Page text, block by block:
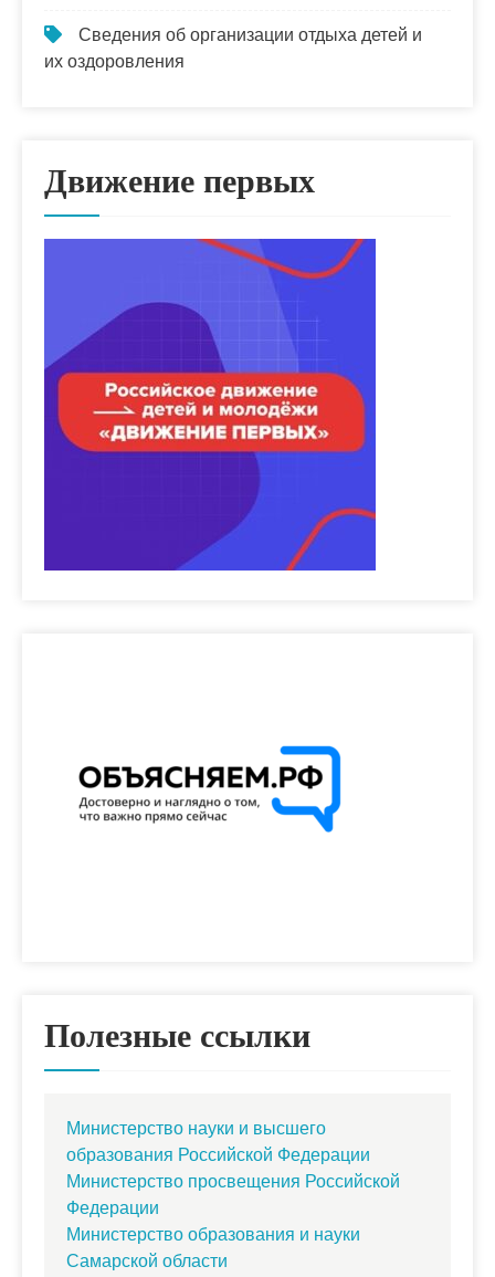
Сведения об организации отдыха детей и
их оздоровления
Движение первых
Полезные ссылки
Министерство науки и высшего
образования Российской Федерации
Министерство просвещения Российской
Федерации
Министерство образования и науки
Самарской области